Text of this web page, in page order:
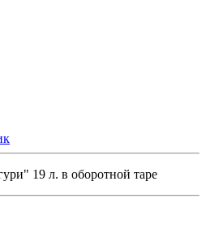
19 л. в оборотной таре